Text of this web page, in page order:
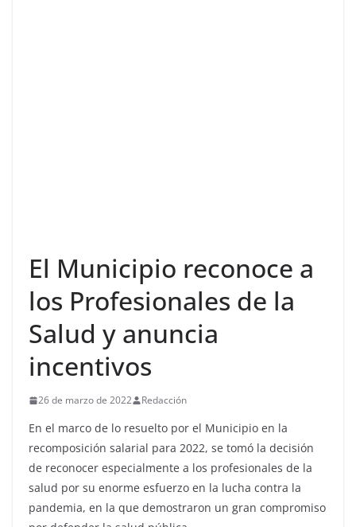
El Municipio reconoce a
los Profesionales de la
Salud y anuncia
incentivos
26 de marzo de 2022 Redacción
En el marco de lo resuelto por el Municipio en la
recomposición salarial para 2022, se tomó la decisión
de reconocer especialmente a los profesionales de la
salud por su enorme esfuerzo en la lucha contra la
pandemia, en la que demostraron un gran compromiso